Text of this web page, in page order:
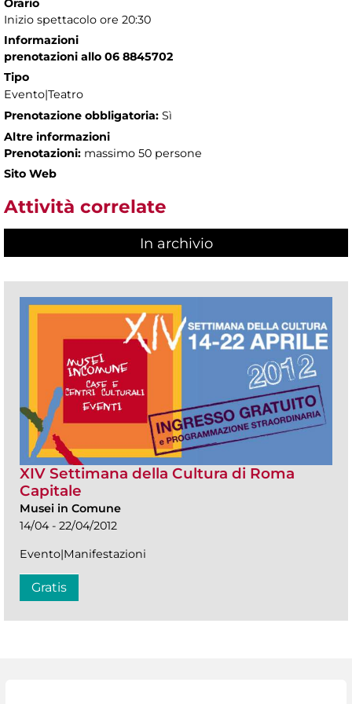
Orario
Inizio spettacolo ore 20:30
Informazioni
prenotazioni allo 06 8845702
Tipo
Evento|Teatro
Prenotazione obbligatoria: Sì
Altre informazioni
Prenotazioni: massimo 50 persone
Sito Web
Attività correlate
In archivio
XIV Settimana della Cultura di Roma
Capitale
Musei in Comune
14/04 - 22/04/2012
Evento|Manifestazioni
Gratis